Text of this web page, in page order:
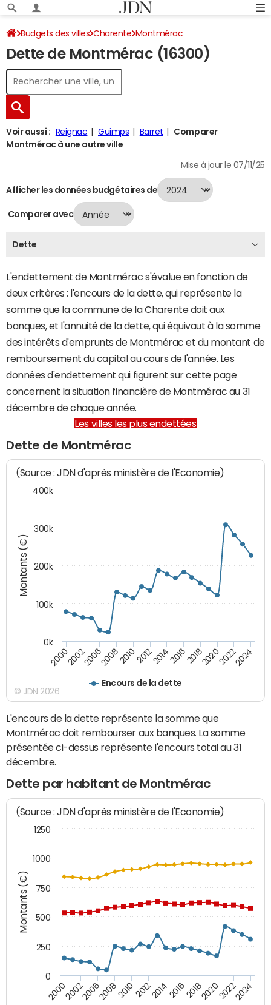
Budgets des villes Charente Montmérac
Dette au 31/12/2024
Dette de Montmérac (16300)
Voir aussi : Reignac Guimps Barret
Comparer
Montmérac à une autre ville
Mise à jour le 07/11/25
Afficher les données budgétaires de
Comparer avec
Dette
L'endettement de Montmérac s'évalue en fonction de
deux critères : l'encours de la dette, qui représente la
somme que la commune de la Charente doit aux
banques, et l'annuité de la dette, qui équivaut à la somme
des intérêts d'emprunts de Montmérac et du montant de
remboursement du capital au cours de l'année. Les
données d'endettement qui figurent sur cette page
concernent la situation financière de Montmérac au 31
décembre de chaque année.
Les villes les plus endettées
Dette de Montmérac
Montants (€)
(Source : JDN d'après ministère de l'Economie)
Encours de la dette
200020022006200820102012201420162018202020222024
0k
100k
200k
300k
400k
© JDN 2026
L'encours de la dette représente la somme que
Montmérac doit rembourser aux banques. La somme
présentée ci-dessus représente l'encours total au 31
décembre.
Dette par habitant de Montmérac
Montants (€)
(Source : JDN d'après ministère de l'Economie)
200020022006200820102012201420162018202020222024
0
250
500
750
1000
1250